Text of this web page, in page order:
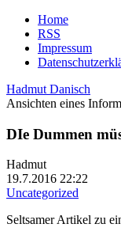
Home
RSS
Impressum
Hadmut Danisch
Ansichten eines
DIe Dummen
Hadmut
19.7.2016 22:22
Uncategorized
Seltsamer Artikel zu